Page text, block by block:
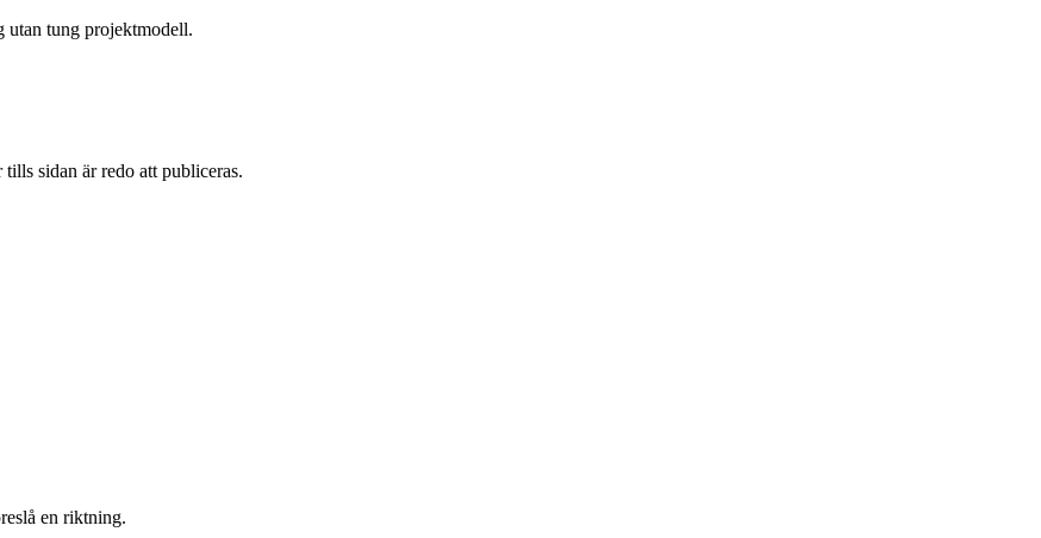
utan tung projektmodell.
sidan är redo att publiceras.
en riktning.